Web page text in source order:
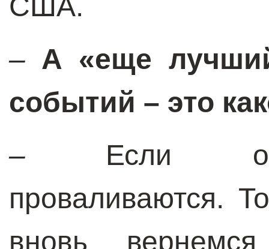
– А «еще
событий – это
– Если
проваливаются.
вновь